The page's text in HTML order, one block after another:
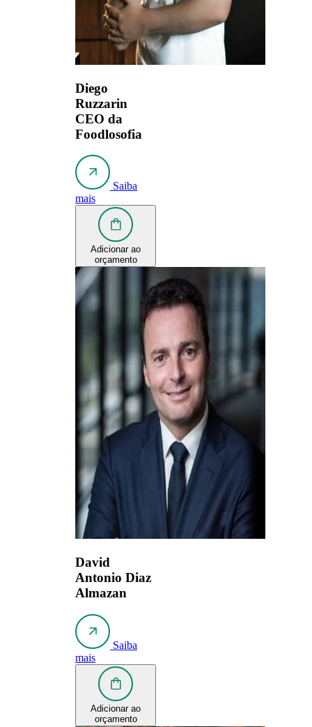
Diego
Ruzzarin
CEO da
Foodlosofia
Saiba
mais
Adicionar ao
orçamento
David
Antonio Diaz
Almazan
Saiba
mais
Adicionar ao
orçamento